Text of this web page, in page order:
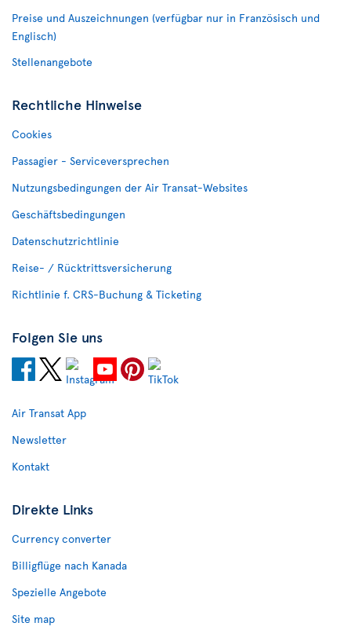
Preise und Auszeichnungen (verfügbar nur in Französisch und
Englisch)
Stellenangebote
Rechtliche Hinweise
Cookies
Passagier - Serviceversprechen
Nutzungsbedingungen der Air Transat-Websites
Geschäftsbedingungen
Datenschutzrichtlinie
Reise- / Rücktrittsversicherung
Richtlinie f. CRS-Buchung & Ticketing
Folgen Sie uns
Air Transat App
Newsletter
Kontakt
Direkte Links
Currency converter
Billigflüge nach Kanada
Spezielle Angebote
Site map